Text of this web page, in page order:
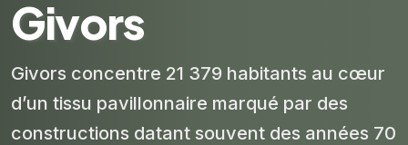
Givors
Givors concentre 21 379 habitants au cœur
d’un tissu pavillonnaire marqué par des
constructions datant souvent des années 70